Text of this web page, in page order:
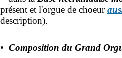
présent et l'orgue de choeur
description).
• Composition du Grand